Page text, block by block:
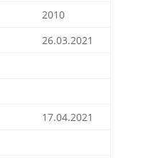
2010
26.03.2021
17.04.2021